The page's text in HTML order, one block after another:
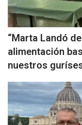
“Marta Landó
alimentación
nuestros